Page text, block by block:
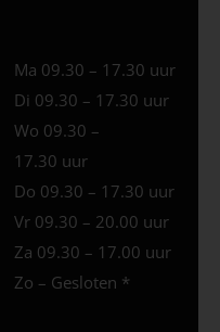
Ma 09.30 – 17.30 uur
Di 09.30 – 17.30 uur
Wo 09.30 –
17.30 uur
Do 09.30 – 17.30 uur
Vr 09.30 – 20.00 uur
Za 09.30 – 17.00 uur
Zo – Gesloten *